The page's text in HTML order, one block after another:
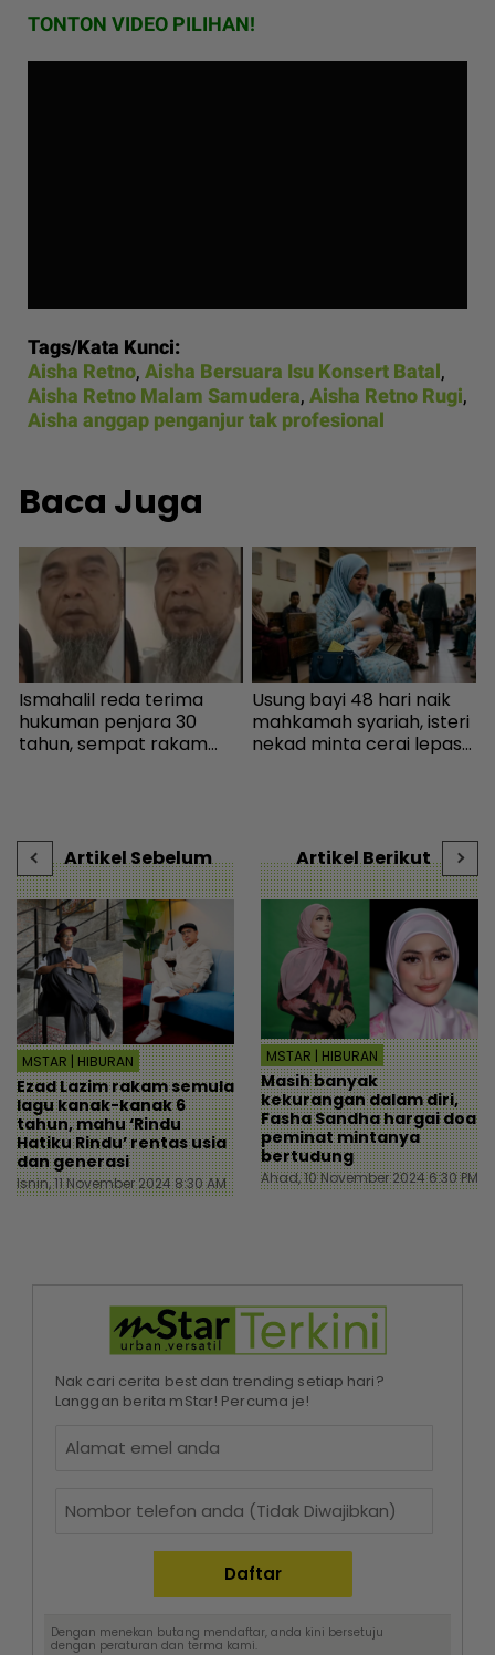
TONTON VIDEO PILIHAN!
Tags/Kata Kunci:
Aisha Retno, Aisha Bersuara Isu Konsert Batal,
Aisha Retno Malam Samudera, Aisha Retno Rugi,
Aisha anggap penganjur tak profesional
Baca Juga
Ismahalil reda terima
hukuman penjara 30
tahun, sempat rakam
Usung bayi 48 hari naik
mahkamah syariah, isteri
nekad minta cerai lepas
Artikel Sebelum
MSTAR | HIBURAN
Ezad Lazim rakam semula
lagu kanak-kanak 6
tahun, mahu ‘Rindu
Hatiku Rindu’ rentas usia
dan generasi
Isnin, 11 November 2024 8:30 AM
Artikel Berikut
MSTAR | HIBURAN
Masih banyak
kekurangan dalam diri,
Fasha Sandha hargai doa
peminat mintanya
bertudung
Ahad, 10 November 2024 6:30 PM
Nak cari cerita best dan trending setiap hari?
Langgan berita mStar! Percuma je!
Dengan menekan butang mendaftar, anda kini bersetuju
dengan peraturan dan terma kami.